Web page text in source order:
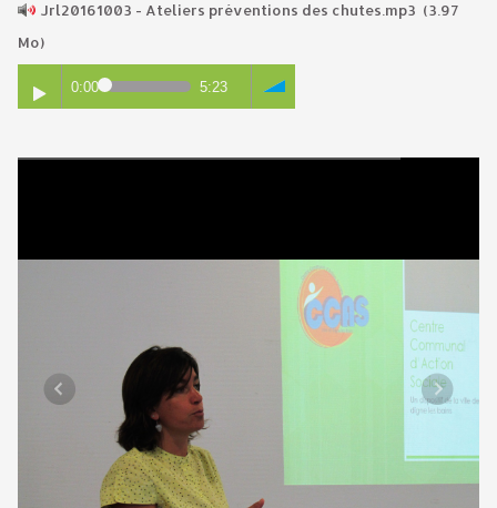
Jrl20161003 - Ateliers préventions des chutes.mp3 (3.97
Mo)
0:00 5:23